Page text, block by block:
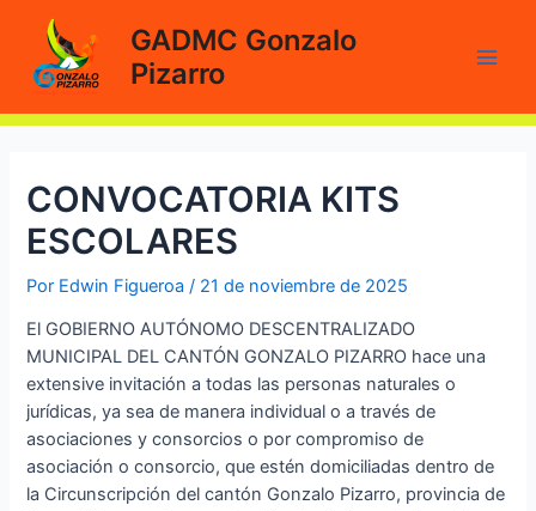
contenido
GADMC Gonzalo
Pizarro
CONVOCATORIA KITS
ESCOLARES
Por Edwin Figueroa/ 21 de noviembre de 2025
El GOBIERNO AUTÓNOMO DESCENTRALIZADO
MUNICIPAL DEL CANTÓN GONZALO PIZARRO hace una
extensive invitación a todas las personas naturales o
jurídicas, ya sea de manera individual o a través de
asociaciones y consorcios o por compromiso de
asociación o consorcio, que estén domiciliadas dentro de
la Circunscripción del cantón Gonzalo Pizarro, provincia de